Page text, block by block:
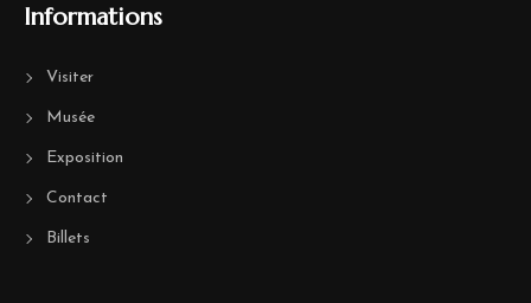
Informations
Visiter
Musée
Exposition
Contact
Billets